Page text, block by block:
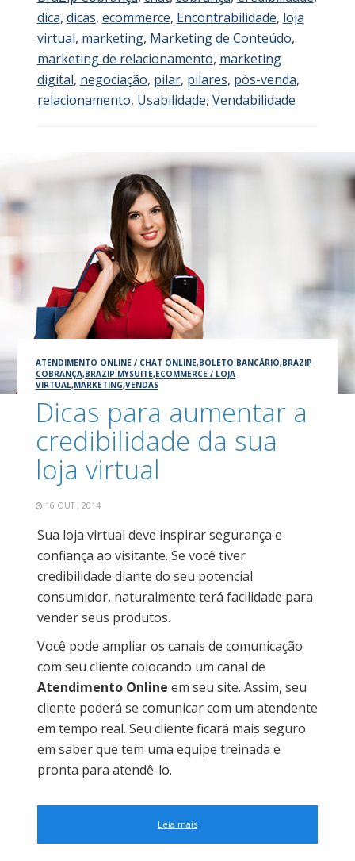
dica, dicas, ecommerce, Encontrabilidade, loja
virtual, marketing, Marketing de Conteúdo,
marketing de relacionamento, marketing
digital, negociação, pilar, pilares, pós-venda,
relacionamento, Usabilidade, Vendabilidade
ATENDIMENTO ONLINE / CHAT ONLINE,BOLETO BANCÁRIO,BRAZIP
COBRANÇA,BRAZIP MYSUITE,ECOMMERCE / LOJA
VIRTUAL,MARKETING,VENDAS
Dicas para aumentar a
credibilidade da sua
loja virtual
16 OUT , 2014
Sua loja virtual deve inspirar segurança e
confiança ao visitante. Se você tiver
credibilidade diante do seu potencial
consumidor, naturalmente terá facilidade para
vender seus produtos.
Você pode ampliar os canais de comunicação
com seu cliente colocando um canal de
Atendimento Online em seu site. Assim, seu
cliente poderá se comunicar com um atendente
em tempo real. Seu cliente ficará mais seguro
em saber que tem uma equipe treinada e
pronta para atendê-lo.
Leia mais